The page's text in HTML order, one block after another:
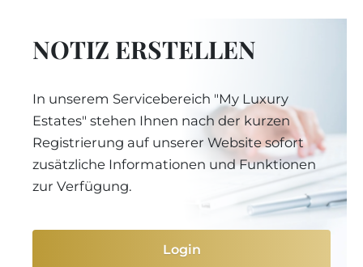
NOTIZ ERSTELLEN
In unserem Servicebereich "My Luxury
Estates" stehen Ihnen nach der kurzen
Registrierung auf unserer Website sofort
zusätzliche Informationen und Funktionen
zur Verfügung.
Login